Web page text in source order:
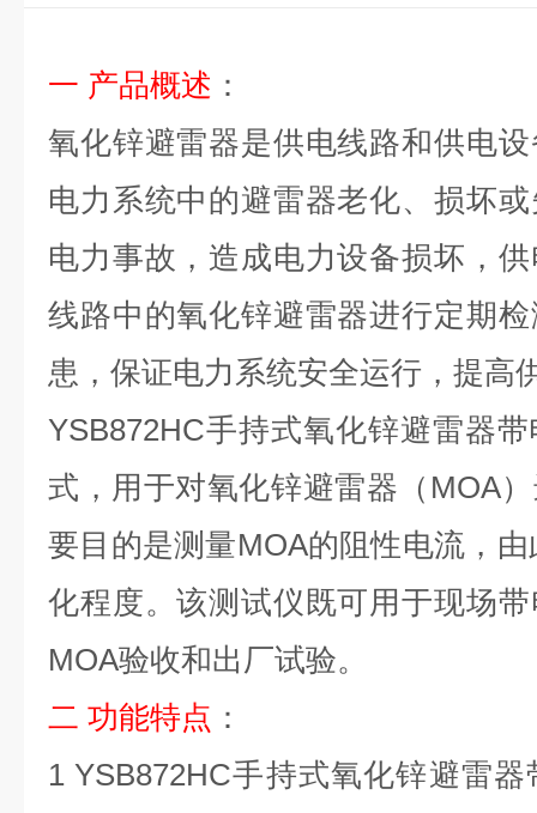
一 产品概述 ：
氧化锌避雷器是供电线路和供电
电力系统中的避雷器老化、损坏
电力事故，造成电力设备损坏，
线路中的氧化锌避雷器进行定期
患，保证电力系统安全运行，提高
YSB872HC手持式氧化锌避雷器
式，用于对氧化锌避雷器（ MOA
要目的是测量MOA的阻性电流，
化程度。该测试仪既可用于现场
MOA验收和出厂试验。
二 功能特点 ：
1YSB872HC手持式氧化锌避雷器